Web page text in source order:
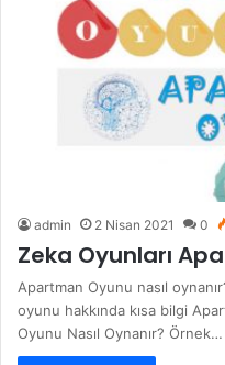
admin 2 Nisan 2021 0
Zeka Oyunları
Apartman Oyunu nasıl
oyunu hakkında kısa bilgi
Oyunu Nasıl Oynanır? Örnek…